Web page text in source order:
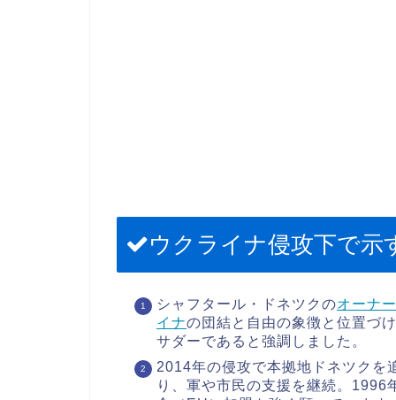
ウクライナ侵攻下で
シャフタール・ドネツクのオーナー
イナの団結と自由の象徴と位置づ
サダーであると強調しました。
2014年の侵攻で本拠地ドネツクを
り、軍や市民の支援を継続。1996